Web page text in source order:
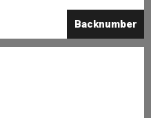
Backnumber